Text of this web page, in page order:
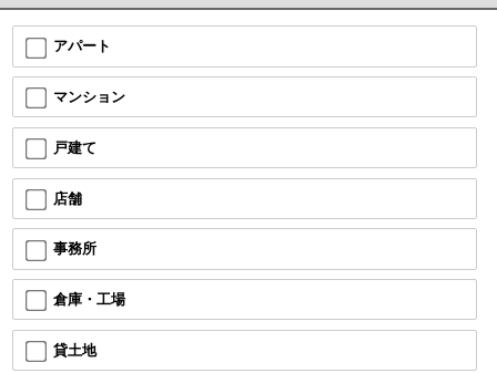
アパート
マンション
戸建て
店舗
事務所
倉庫・工場
貸土地